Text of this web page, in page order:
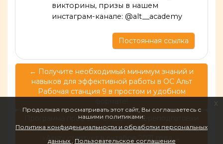
Продолжая просматривать этот сайт, Вы соглашаетесь с
нашими политиками:
Политика конфиденциальности и обработки персональных
данных
Пользовательское соглашение
x
викторины, призы в нашем
инстаграм-канале: @alt__academy
Постоянная ссылка
← Получите необходимый минимум знаний и
навыков для эффективной работы в ОС Альт
Рабочая станция 9 в простом и удобном
Программа профессиональной переподготовки
«Системное и сетевое администрирование ОС
«Альт» стартует в октябре 2021 года →